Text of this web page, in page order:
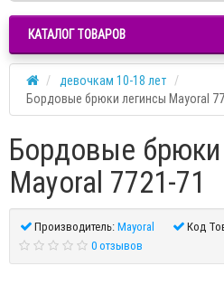
КАТАЛОГ ТОВАРОВ
девочкам 10-18 лет
Бордовые брюки легинсы Mayoral
Бордовые брюки
Mayoral 7721-71
Производитель:Mayoral Код
0 отзывов